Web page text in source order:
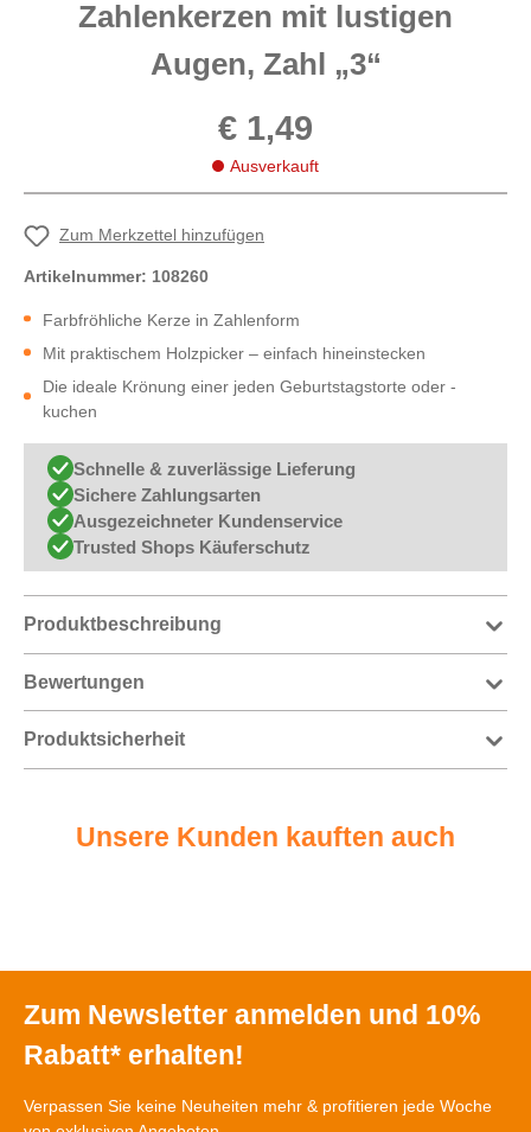
Zahlenkerzen mit lustigen
Augen, Zahl „3“
€ 1,49
Ausverkauft
Zum Merkzettel hinzufügen
Artikelnummer: 108260
Farbfröhliche Kerze in Zahlenform
Mit praktischem Holzpicker – einfach hineinstecken
Die ideale Krönung einer jeden Geburtstagstorte oder -
kuchen
Schnelle & zuverlässige Lieferung
Sichere Zahlungsarten
Ausgezeichneter Kundenservice
Trusted Shops Käuferschutz
Produktbeschreibung
Bewertungen
Produktsicherheit
Unsere Kunden kauften auch
Zum Newsletter anmelden und 10%
Rabatt* erhalten!
Verpassen Sie keine Neuheiten mehr & profitieren jede Woche